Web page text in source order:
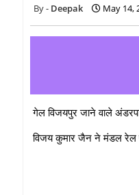
Deepak May 14,
गेल विजयपुर जाने वाले
विजय कुमार जैन ने मंडल रेल